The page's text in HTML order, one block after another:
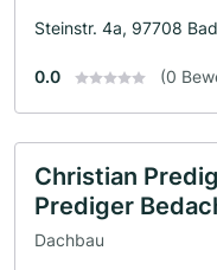
Steinstr. 4a, 97708
0.0 (0
Christian
Prediger
Dachbau